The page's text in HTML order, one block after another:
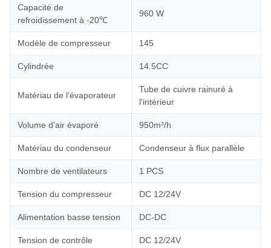
Capacité de
refroidissement à -20℃
960 W
Modèle de compresseur 145
Cylindrée 14.5CC
Matériau de l'évaporateur
Tube de cuivre rainuré à
l'intérieur
Volume d'air évaporé 950m³/h
Matériau du condenseur Condenseur à flux parallèle
Nombre de ventilateurs 1 PCS
Tension du compresseur DC 12/24V
Alimentation basse tension DC-DC
Tension de contrôle DC 12/24V